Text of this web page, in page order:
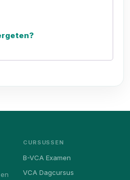
CURSUSSEN
B-VCA Examen
VCA Dagcursus